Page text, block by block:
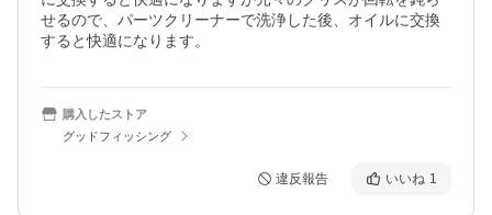
せるので、パーツクリーナーで洗浄した後、オイルに交換
すると快適になります。
購入したストア
グッドフィッシング
違反報告 いいね 1